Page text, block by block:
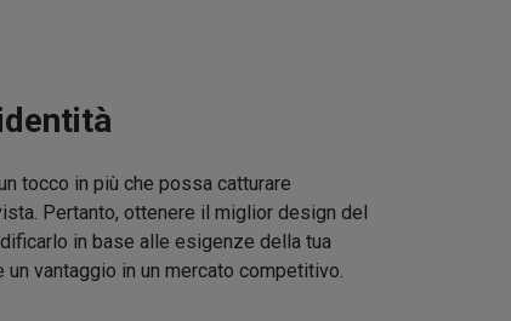
tocco in più che possa catturare
Pertanto, ottenere il miglior design del
in base alle esigenze della tua
vantaggio in un mercato competitivo.